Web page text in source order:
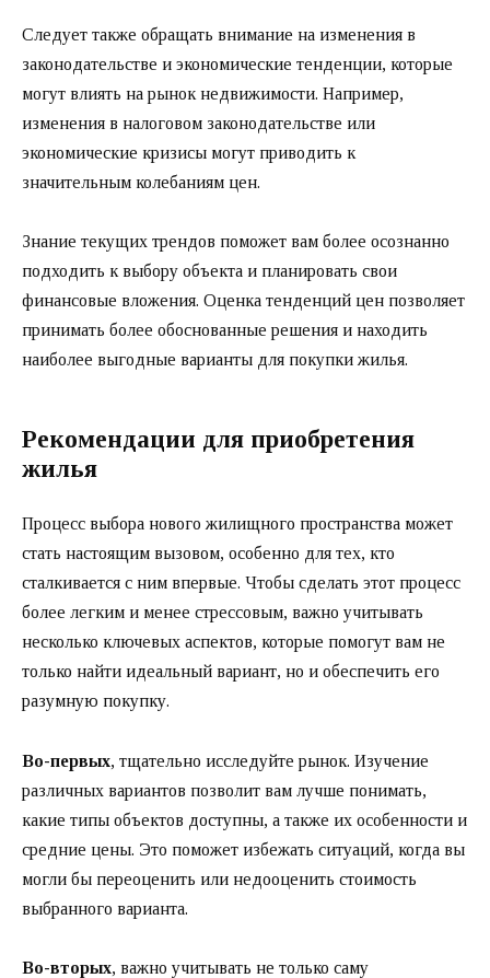
Следует также обращать внимание на изменения в
законодательстве и экономические тенденции, которые
могут влиять на рынок недвижимости. Например,
изменения в налоговом законодательстве или
экономические кризисы могут приводить к
значительным колебаниям цен.
Знание текущих трендов поможет вам более осознанно
подходить к выбору объекта и планировать свои
финансовые вложения. Оценка тенденций цен позволяет
принимать более обоснованные решения и находить
наиболее выгодные варианты для покупки жилья.
Рекомендации для приобретения
жилья
Процесс выбора нового жилищного пространства может
стать настоящим вызовом, особенно для тех, кто
сталкивается с ним впервые. Чтобы сделать этот процесс
более легким и менее стрессовым, важно учитывать
несколько ключевых аспектов, которые помогут вам не
только найти идеальный вариант, но и обеспечить его
разумную покупку.
Во-первых, тщательно исследуйте рынок. Изучение
различных вариантов позволит вам лучше понимать,
какие типы объектов доступны, а также их особенности и
средние цены. Это поможет избежать ситуаций, когда вы
могли бы переоценить или недооценить стоимость
выбранного варианта.
Во-вторых, важно учитывать не только саму